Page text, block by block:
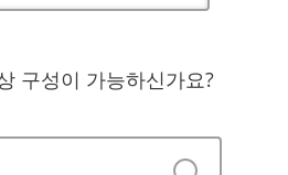
구성이 가능하신가요?